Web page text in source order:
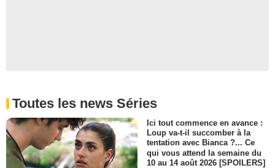
Toutes les news Séries
Ici tout commence en avance :
Loup va-t-il succomber à la
tentation avec Bianca ?... Ce
qui vous attend la semaine du
10 au 14 août 2026 [SPOILERS]